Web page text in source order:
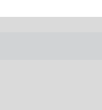
met onze